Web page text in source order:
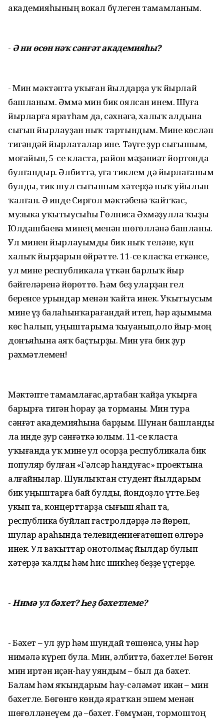
академияһының вокал бүлеген тамамланым.
- Ә ни өсөн нәҡ сәнғәт академияһы?
- Мин мәктәптә уҡыған йылдарҙа уҡ йырлай
башланым. Әммә мин бик оялсан инем. Шуға
йырларға яратһам да, сәхнәгә, халыҡ алдына
сығып йырлауҙан ныҡ тартындым. Мине көсләп
тигәндәй йырлаталар ине. Тәүге ҙур сығышым,
моғайын, 5-се класта, район мәҙәниәт йортонда
булғандыр. Әлбиттә, уға тиклем дә йырлағаным
булды, тик шул сығышым хәтерҙә ныҡ уйылып
ҡалған. Ә инде Сирғол мәктәбенә ҡайтҡас,
музыка уҡытыусыһы Гөлниса Әхмәҙулла ҡыҙы
Юлдашбаева минең менән шөғөлләнә башланы.
Ул минен йырлауымды бик ныҡ теләне, күп
халыҡ йырҙарын өйрәтте. 11-се класҡа еткәнсе,
ул мине республикала үткән барлыҡ йыр
бәйгеләренә йөрөттө. Һәм беҙ уларҙан гел
беренсе урындар менән ҡайта инек. Уҡытыусым
мине үҙ балаһынҡарағандай итеп, һәр аҙымыма
көс һалып, уңыштарыма ҡыуанып,оло йыр-моң
донъяһына аяҡ баҫтырҙы. Мин уға бик ҙур
рәхмәтлемен!
Мәктәпте тамамлағас,артабан ҡайҙа уҡырға
барырға тигән һорау ҙа торманы. Мин тура
сәнғәт академияһына барҙым. Шунан башланды
ла инде ҙур сәнғәткә юлым. 11-се класта
уҡығанда уҡ мине ул осорҙа республикала бик
популяр булған «Гәлсәр һандуғас» проектына
алғайнылар. Шунлыҡтан студент йылдарым
бик уңыштарға бай булды, йондоҙло үтте.Беҙ
укып та, концерттарҙа сығыш яһап та,
республика буйлап гастролдәрҙә лә йөрөп,
шулар араһында телевидениеғатөшөп өлгөрә
инек. Ул ваҡыттар онотолмаҫ йылдар булып
хәтерҙә ҡалды һәм һис шикһеҙ беҙҙе үҫтерҙе.
-Нимә ул бәхет? Һеҙ бәхетлеме?
- Бәхет – ул ҙур һәм шундай төшөнсә, уны һәр
нимәлә күреп була. Мин, әлбиттә, бәхетле! Бөгөн
мин иртән иҫән-һау уяндым – был да бәхет.
Балам һәм яҡындарым һау-сәләмәт икән – мин
бәхетле. Бөгөнгө көндә яратҡан эшем менән
шөғөлләнеүем дә –бәхет. Ғөмүмән, тормоштоң